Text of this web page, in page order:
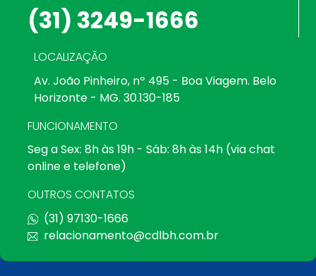
(31) 3249-1666
LOCALIZAÇÃO
Av. João Pinheiro, nº 495 - Boa Viagem. Belo
Horizonte - MG. 30.130-185
FUNCIONAMENTO
Seg a Sex: 8h às 19h - Sáb: 8h às 14h (via chat
online e telefone)
OUTROS CONTATOS
(31) 97130-1666
relacionamento@cdlbh.com.br